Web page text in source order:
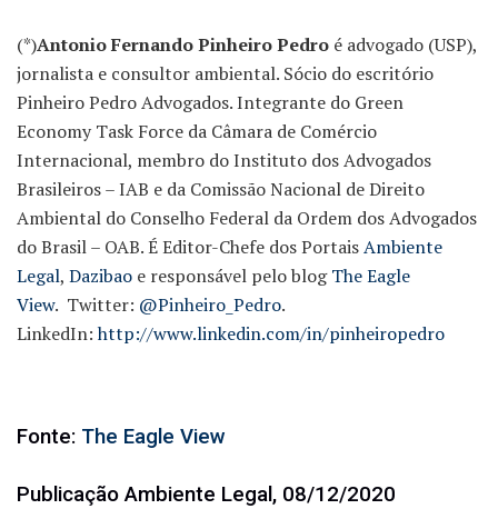
(*)Antonio Fernando Pinheiro Pedro é advogado (USP),
jornalista e consultor ambiental. Sócio do escritório
Pinheiro Pedro Advogados. Integrante do Green
Economy Task Force da Câmara de Comércio
Internacional, membro do Instituto dos Advogados
Brasileiros – IAB e da Comissão Nacional de Direito
Ambiental do Conselho Federal da Ordem dos Advogados
do Brasil – OAB. É Editor-Chefe dos PortaisAmbiente
Legal, Dazibao e responsável pelo blogThe Eagle
View. Twitter: @Pinheiro_Pedro.
LinkedIn:http://www.linkedin.com/in/pinheiropedro
Fonte: The Eagle View
Publicação Ambiente Legal, 08/12/2020